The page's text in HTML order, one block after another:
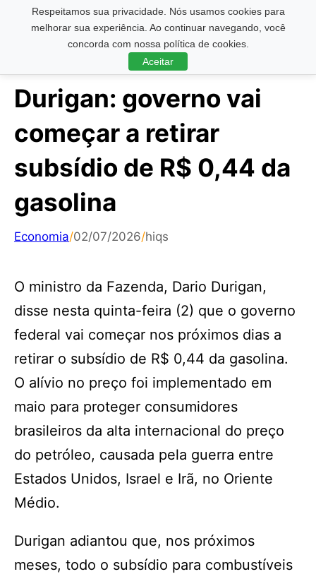
Respeitamos sua privacidade. Nós usamos cookies para
melhorar sua experiência. Ao continuar navegando, você
concorda com nossa política de cookies.
Aceitar
Pesquisar ...
Durigan: governo vai
começar a retirar
subsídio de R$ 0,44 da
gasolina
Economia/02/07/2026/hiqs
O ministro da Fazenda, Dario Durigan,
disse nesta quinta-feira (2) que o governo
federal vai começar nos próximos dias a
retirar o subsídio de R$ 0,44 da gasolina.
O alívio no preço foi implementado em
maio para proteger consumidores
brasileiros da alta internacional do preço
do petróleo, causada pela guerra entre
Estados Unidos, Israel e Irã, no Oriente
Médio.
Durigan adiantou que, nos próximos
meses, todo o subsídio para combustíveis